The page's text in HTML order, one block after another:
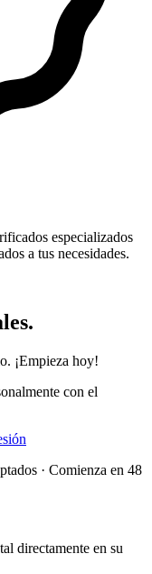
especializados
a tus necesidades.
¡Empieza hoy!
con el
· Comienza en 48
directamente en su